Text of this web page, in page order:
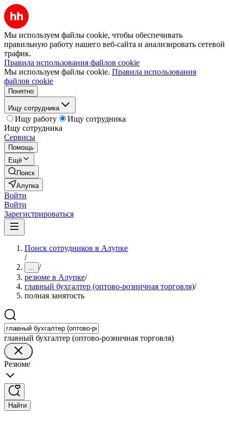
Мы используем файлы cookie, чтобы обеспечивать
правильную работу нашего веб-сайта и анализировать сетевой
трафик.
Правила использования файлов cookie
Мы используем файлы cookie. Правила использования
файлов cookie
Понятно
Ищу сотрудника
Ищу работу
Ищу сотрудника
Ищу сотрудника
Сервисы
Помощь
Ещё
Поиск
Алупка
Войти
Войти
Зарегистрироваться
Поиск сотрудников в Алупке
/
... /
резюме в Алупке/
главный бухгалтер (оптово-розничная торговля)/
полная занятость
главный бухгалтер (оптово-розничная торговля)
Резюме
Найти